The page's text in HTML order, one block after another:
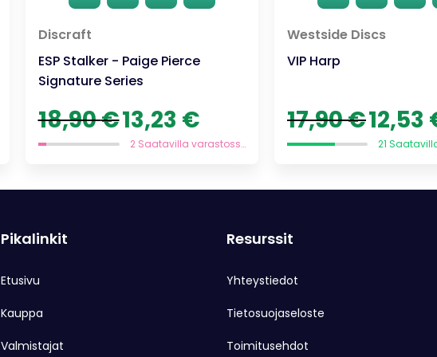
Discraft
ESP Stalker - Paige Pierce
Signature Series
18,90€ Alkuperäinen
hinta
oli:
13,23 €hinta
on:
2 Saatavilla varastossa
Westside Discs
VIP Harp
17,90€ hinta
oli:
12,53
Pikalinkit
Etusivu
Kauppa
Valmistajat
Resurssit
Yhteystiedot
Tietosuojaseloste
Toimitusehdot